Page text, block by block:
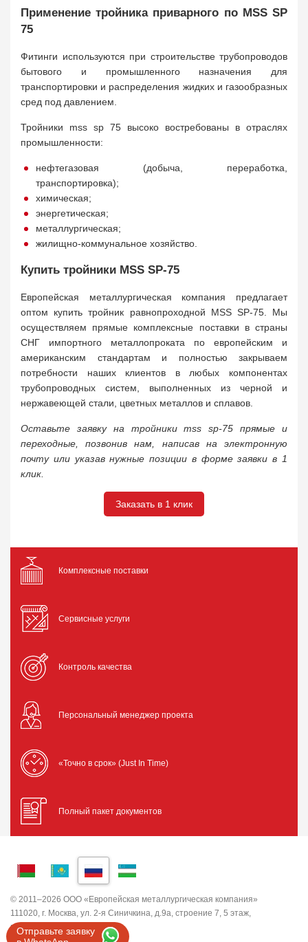
Отправьте заявку
Применение тройника приварного по MSS SP
75
Фитинги используются при строительстве трубопроводов
бытового и промышленного назначения для
транспортировки и распределения жидких и газообразных
сред под давлением.
Тройники mss sp 75 высоко востребованы в отраслях
промышленности:
нефтегазовая (добыча, переработка,
транспортировка);
химическая;
энергетическая;
металлургическая;
жилищно-коммунальное хозяйство.
Купить тройники MSS SP-75
Европейская металлургическая компания предлагает
оптом купить тройник равнопроходной MSS SP-75. Мы
осуществляем прямые комплексные поставки в страны
СНГ импортного металлопроката по европейским и
американским стандартам и полностью закрываем
потребности наших клиентов в любых компонентах
трубопроводных систем, выполненных из черной и
нержавеющей стали, цветных металлов и сплавов.
Оставьте заявку на тройники mss sp-75 прямые и
переходные, позвонив нам, написав на электронную
почту или указав нужные позиции в форме заявки в 1
клик.
Заказать в 1 клик
Комплексные поставки
Сервисные услуги
Контроль качества
Персональный менеджер проекта
«Точно в срок» (Just In Time)
Полный пакет документов
© 2011–2026 ООО «Европейская металлургическая компания»
111020, г. Москва, ул. 2-я Синичкина, д.9а, строение 7, 5 этаж,
помещение I, комната 5